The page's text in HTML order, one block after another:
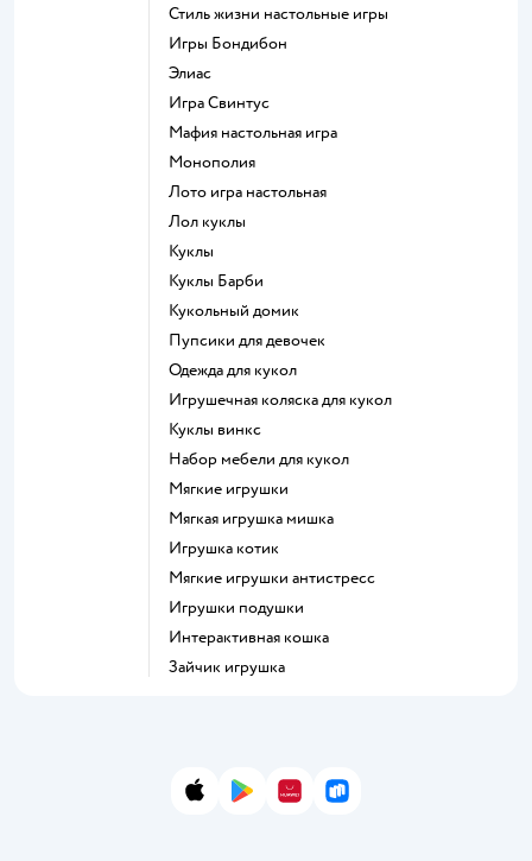
Стиль жизни настольные игры
Игры Бондибон
Элиас
Игра Свинтус
Мафия настольная игра
Монополия
Лото игра настольная
Лол куклы
Куклы
Куклы Барби
Кукольный домик
Пупсики для девочек
Одежда для кукол
Игрушечная коляска для кукол
Куклы винкс
Набор мебели для кукол
Мягкие игрушки
Мягкая игрушка мишка
Игрушка котик
Мягкие игрушки антистресс
Игрушки подушки
Интерактивная кошка
Зайчик игрушка
App StoreGoogle Play
AppGallery
RuStore